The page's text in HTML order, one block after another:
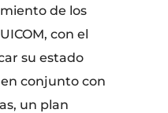
de los
con el
su estado
conjunto con
un plan